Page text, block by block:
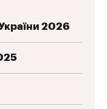
2026